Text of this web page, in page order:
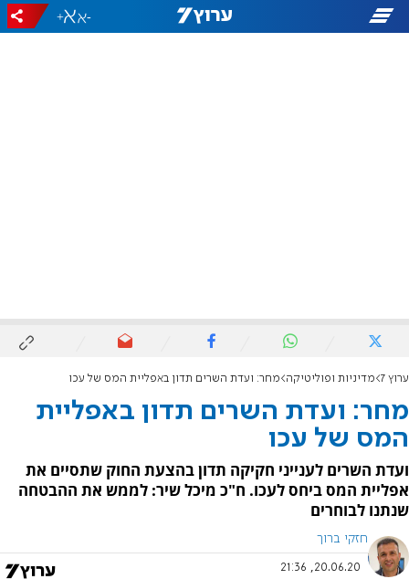
-
+
ערוץ 7 מדיניות ופוליטיקה מחר: ועדת השרים תדון באפליית המס של עכו
מחר: ועדת השרים תדון באפליית
המס של עכו
ועדת השרים לענייני חקיקה תדון בהצעת החוק שתסיים את
אפליית המס ביחס לעכו. ח"כ מיכל שיר: לממש את ההבטחה
שנתנו לבוחרים
חזקי ברוך
20.06.20, 21:36